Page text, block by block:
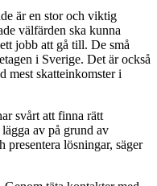
är en stor och viktig
välfärden ska kunna
jobb att gå till. De små
i Sverige. Det är också
mest skatteinkomster i
svårt att finna rätt
av på grund av
lösningar, säger